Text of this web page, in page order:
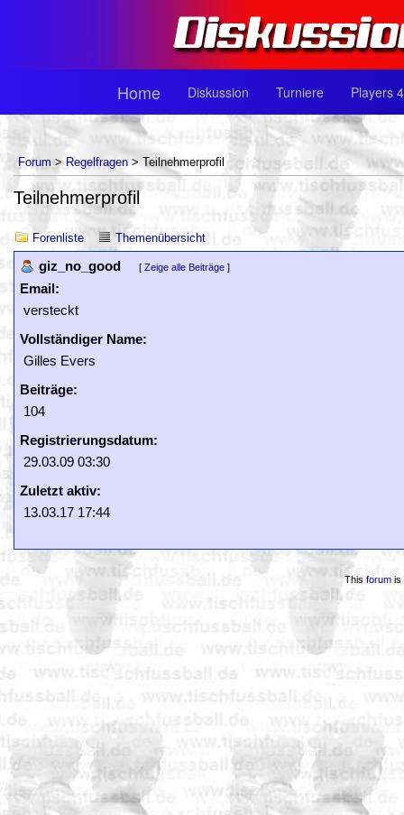
Home Diskussion Turniere Players
Forum > Regelfragen > Teilnehmerprofil
Teilnehmerprofil
Forenliste Themenübersicht
giz_no_good [ Zeige alle Beiträge ]
Email:
versteckt
Vollständiger Name:
Gilles Evers
Beiträge:
104
Registrierungsdatum:
29.03.09 03:30
Zuletzt aktiv:
13.03.17 17:44
This forumis